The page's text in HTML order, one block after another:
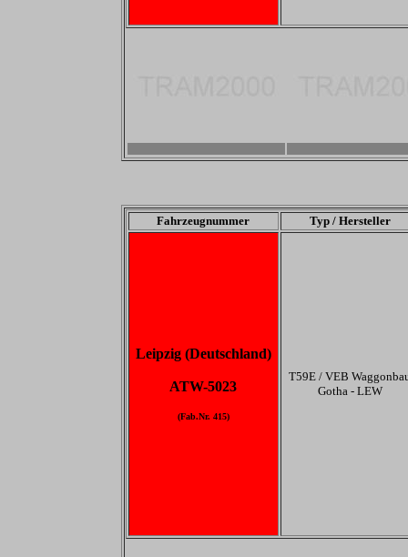
Fahrzeugnummer Typ / Hersteller
Leipzig (Deutschland)
ATW-5023
(Fab.Nr. 415)
T59E / VEB
Gotha - LEW